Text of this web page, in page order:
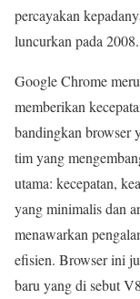
percayakan
luncurkan pada 2008.
Google Chrome
memberikan
bandingkan browser
tim yang
utama: kecepatan,
yang minimalis dan
menawarkan
efisien. Browser ini
baru yang di sebut